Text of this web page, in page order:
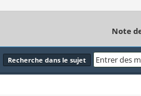
Note
Recherche dans le sujet